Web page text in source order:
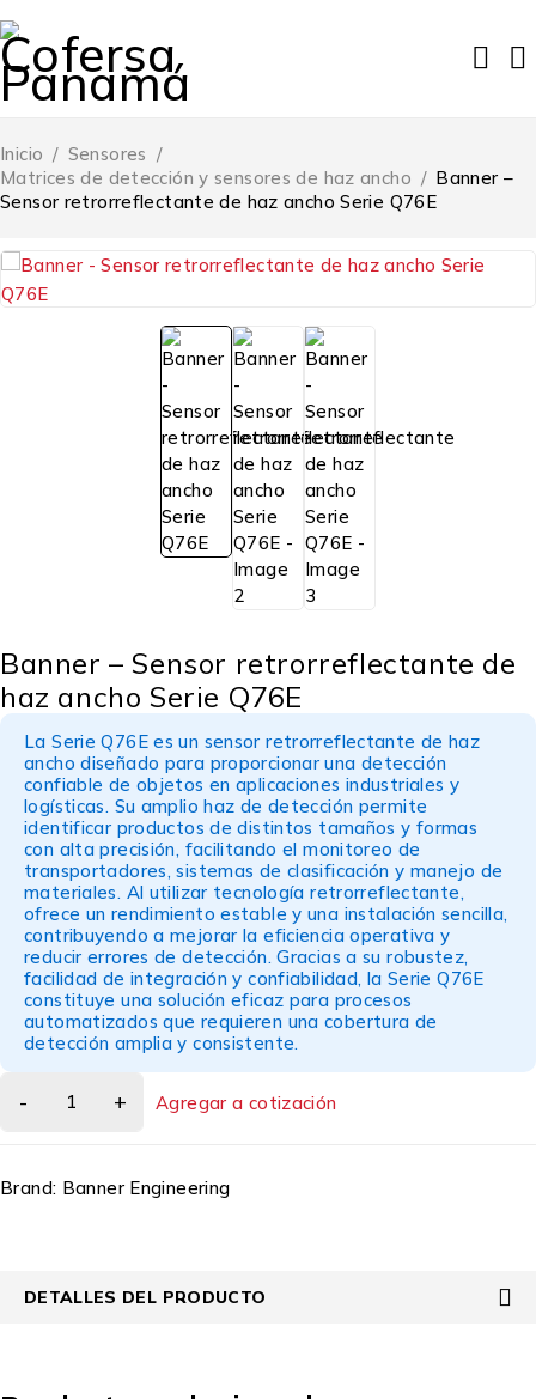
Inicio / Sensores /
Matrices de detección y sensores de haz ancho / Banner –
Sensor retrorreflectante de haz ancho Serie Q76E
Banner – Sensor retrorreflectante de
haz ancho Serie Q76E
La Serie Q76E es un sensor retrorreflectante de haz
ancho diseñado para proporcionar una detección
confiable de objetos en aplicaciones industriales y
logísticas. Su amplio haz de detección permite
identificar productos de distintos tamaños y formas
con alta precisión, facilitando el monitoreo de
transportadores, sistemas de clasificación y manejo de
materiales. Al utilizar tecnología retrorreflectante,
ofrece un rendimiento estable y una instalación sencilla,
contribuyendo a mejorar la eficiencia operativa y
reducir errores de detección. Gracias a su robustez,
facilidad de integración y confiabilidad, la Serie Q76E
constituye una solución eficaz para procesos
automatizados que requieren una cobertura de
detección amplia y consistente.
Agregar a cotización
Brand: Banner Engineering
DETALLES DEL PRODUCTO